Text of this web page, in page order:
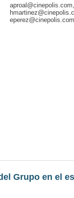
aproal@cinepolis.com,
eperez@cinepolis.com
Grupo en el